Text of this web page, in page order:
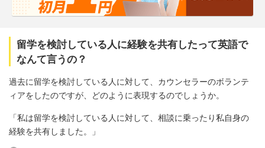
留学を検討している人に経験を共有したって英語で
なんて言うの？
過去に留学を検討している人に対して、カウンセラーのボランテ
ィアをしたのですが、どのように表現するのでしょうか。
「私は留学を検討している人に対して、相談に乗ったり私自身の
経験を共有しました。」